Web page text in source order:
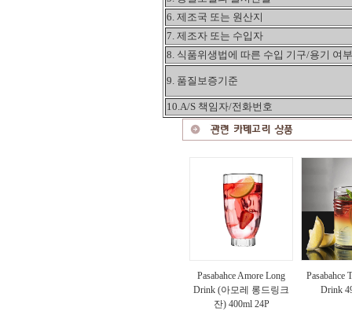
6. 제조국 또는 원산지
7. 제조자 또는 수입자
8. 식품위생법에 따른 수입 기구/용기 여부
9. 품질보증기준
10.A/S 책임자/전화번호
Pasabahce Amore Long
Drink (아모레 롱드링크
잔) 400ml 24P
Pasabahce
Drink